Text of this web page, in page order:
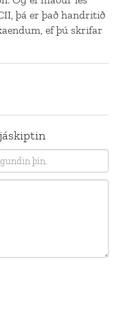
þá er það handritið
ef þú skrifar